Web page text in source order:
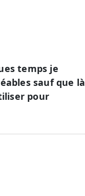
temps je
sauf que là
pour